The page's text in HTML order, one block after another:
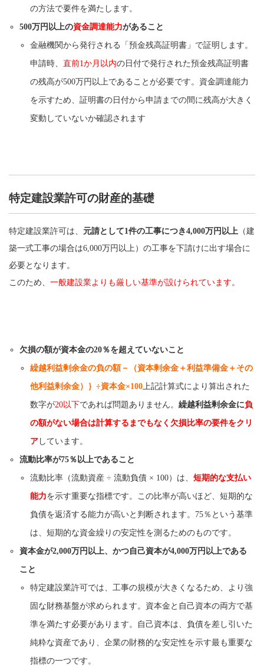
の方法で要件を満たします。
500万円以上の資金調達能力があること
金融機関から発行される「預金残高証明書」で証明します。
申請時、直前1か月以内の日付で発行された預金残高証明書
の残高が500万円以上であることが必要です。資金調達能力
を示すため、証明書の日付から申請までの間に残高が大きく
変動していないか確認されます
特定建設業許可の財産的基礎
特定建設業許可は、 元請として1件の工事につき4,000万円以上 （建
築一式工事の場合は6,000万円以上）の工事を下請けに出す場合に
必要となります。
このため、 一般建設業よりも厳しい基準が設けられています。
欠損の額が資本金の20％を超えていないこと
繰越利益剰余金の負の額－（資本剰余金＋利益準備金＋その
他利益剰余金）｝÷資本金×100上記計算式により算出された
数字が20以下であれば問題ありません。繰越利益剰余金に負
の額がない場合は計算するまでもなく欠損比率の要件をクリ
ア しています。
流動比率が75％以上であること
流動比率（流動資産 ÷ 流動負債 × 100）は、短期的な支払い
能力を示す重要な指標です。この比率が高いほど、短期的な
負債を返済する能力が高いと判断されます。75％という基準
は、短期的な資金繰りの安定性を測るためのものです。
資本金が2,000万円以上、かつ自己資本が4,000万円以上である
こと
特定建設業許可では、工事の規模が大きくなるため、より強
固な財務基盤が求められます。資本金と自己資本の両方で基
準を満たす必要があります。自己資本は、負債を差し引いた
純粋な資産であり、企業の財務的な安定性を示す最も重要な
指標の一つです。